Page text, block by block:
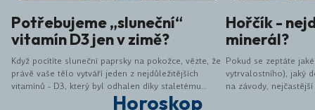
Potřebujeme „sluneční“
vitamín D3 jen v zimě?
Když pocítíte sluneční paprsky na pokožce, vězte, že
právě vaše tělo vytváří jeden z nejdůležitějších
vitamínů - D3, který byl odhalen díky staletému
bádání.&nbsp;Z objevu vitamínu D3 se stal jeden z
Hořčík -
minerál?
Pokud se zeptáte
vytrvalostního), jaký
na závody,
Horoskop